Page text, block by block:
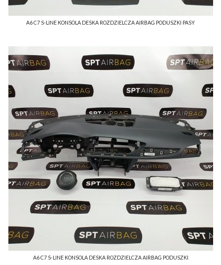
A6 C7 S-LINE KONSOLA DESKA ROZDZIELCZA AIRBAG PODUSZKI PASY
A6 C7 S-LINE KONSOLA DESKA ROZDZIELCZA AIRBAG PODUSZKI